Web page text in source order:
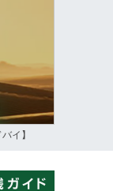
イ】